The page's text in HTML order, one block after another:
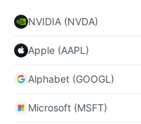
NVIDIA (NVDA)
Apple (AAPL)
Alphabet (GOOGL)
Microsoft (MSFT)